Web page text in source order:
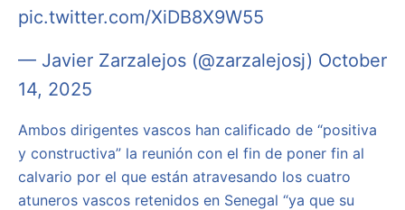
pic.twitter.com/XiDB8X9W55
— Javier Zarzalejos (@zarzalejosj) October
14, 2025
Ambos dirigentes vascos han calificado de “positiva
y constructiva” la reunión con el fin de poner fin al
calvario por el que están atravesando los cuatro
atuneros vascos retenidos en Senegal “ya que su